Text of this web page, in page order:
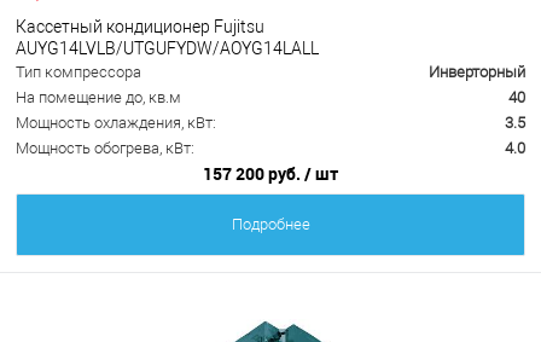
Кассетный кондиционер Fujitsu
AUYG14LVLB/UTGUFYDW/AOYG14LALL
Тип компрессора
Инверторный
На помещение до, кв.м
40
Мощность охлаждения, кВт:
3.5
Мощность обогрева, кВт:
4.0
157 200 руб. / шт
Подробнее